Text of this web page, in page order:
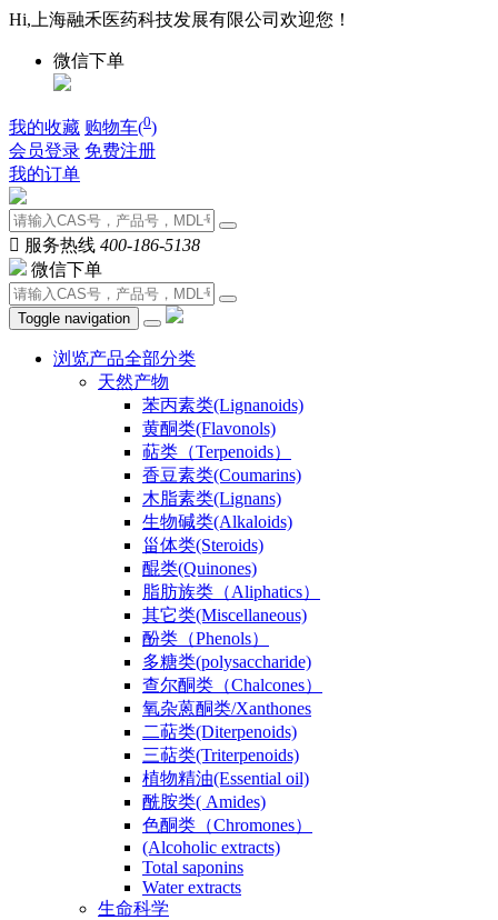
Hi,上海融禾医药科技发展有限公司欢迎您！
微信下单
我的收藏 购物车(0)
会员登录 免费注册
我的订单
 服务热线 400-186-5138
微信下单
Toggle navigation
浏览产品全部分类
天然产物
苯丙素类(Lignanoids)
黄酮类(Flavonols)
萜类（Terpenoids）
香豆素类(Coumarins)
木脂素类(Lignans)
生物碱类(Alkaloids)
甾体类(Steroids)
醌类(Quinones)
脂肪族类（Aliphatics）
其它类(Miscellaneous)
酚类（Phenols）
多糖类(polysaccharide)
查尔酮类（Chalcones）
氧杂蒽酮类/Xanthones
二萜类(Diterpenoids)
三萜类(Triterpenoids)
植物精油(Essential oil)
酰胺类( Amides)
色酮类（Chromones）
(Alcoholic extracts)
Total saponins
Water extracts
生命科学